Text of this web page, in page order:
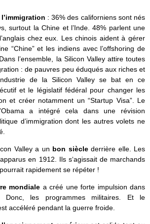
: 36% des californiens sont nés
surtout la Chine et l’Inde. 48% parlent une
chez eux. Les chinois aident à gérer
“Chine” et les indiens avec l’offshoring de
l’ensemble, la Silicon Valley attire toutes
: de pauvres peu éduqués aux riches et
de la Silicon Valley se bat en ce
et le législatif fédéral pour changer les
et créer notamment un “Startup Visa”. Le
a intégré cela dans une révision
d’immigration dont les autres volets ne
Valley a un bon sièclederrière elle. Les
en 1912. Ils s‘agissait de marchands
rapidement se répéter !
mondiale a créé une forte impulsion dans
Donc, les programmes militaires. Et le
accéléré pendant la guerre froide.